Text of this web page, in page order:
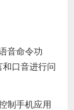
音命令功
口音进行问
制手机应用